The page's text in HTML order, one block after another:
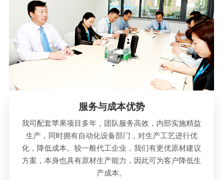
服务与成本优势
我司配套苹果项目多年，团队服务高效，内部实施精益
生产，同时拥有自动化设备部门，对生产工艺进行优
化，降低成本。较一般代工企业，我们有更优原材建议
方案，本身也具有原材生产能力，因此可为客户降低生
产成本。